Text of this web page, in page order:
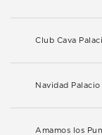
Club Cava
Navidad Palacio
Amamos los